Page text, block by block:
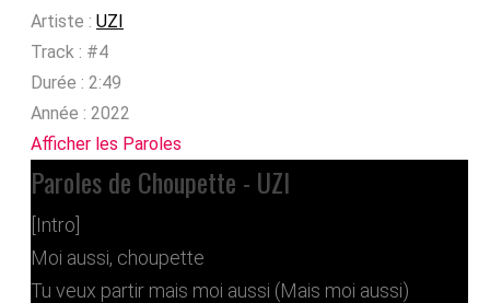
Artiste : UZI
Track : #4
Durée : 2:49
Année : 2022
Afficher les Paroles
Paroles de Choupette - UZI
[Intro]
Moi aussi, choupette
Tu veux partir mais moi aussi (Mais moi aussi)